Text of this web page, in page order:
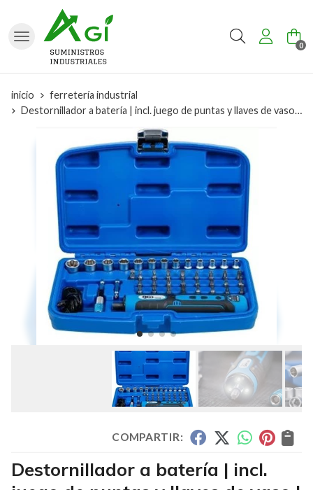
Buscar 0
inicio
ferretería industrial
Destornillador a batería | incl. juego de puntas y llaves de vaso | 41 piezas BGS 70209
COMPARTIR:
Destornillador a batería | incl.